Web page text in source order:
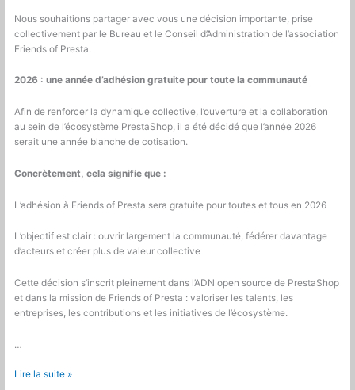
Nous souhaitions partager avec vous une décision importante, prise
collectivement par le Bureau et le Conseil d’Administration de l’association
Friends of Presta.
2026 : une année d’adhésion gratuite pour toute la communauté
Afin de renforcer la dynamique collective, l’ouverture et la collaboration
au sein de l’écosystème PrestaShop, il a été décidé que l’année 2026
serait une année blanche de cotisation.
Concrètement, cela signifie que :
L’adhésion à Friends of Presta sera gratuite pour toutes et tous en 2026
L’objectif est clair : ouvrir largement la communauté, fédérer davantage
d’acteurs et créer plus de valeur collective
Cette décision s’inscrit pleinement dans l’ADN open source de PrestaShop
et dans la mission de Friends of Presta : valoriser les talents, les
entreprises, les contributions et les initiatives de l’écosystème.
…
Adhérez
Lire la suite »